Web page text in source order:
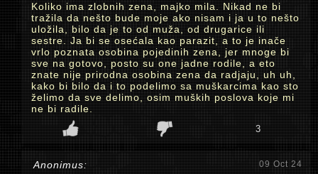
Koliko ima zlobnih zena, majko mila. Nikad ne bi
tražila da nešto bude moje ako nisam i ja u to nešto
uložila, bilo da je to od muža, od drugarice ili
sestre. Ja bi se osećala kao parazit, a to je inače
vrlo poznata osobina pojedinih zena, jer mnoge bi
sve na gotovo, posto su one jadne rodile, a eto
znate nije prirodna osobina zena da radjaju, uh uh,
kako bi bilo da i to podelimo sa muškarcima kao sto
želimo da sve delimo, osim muških poslova koje mi
ne bi radile.
3
Anonimus: 09 Oct 24